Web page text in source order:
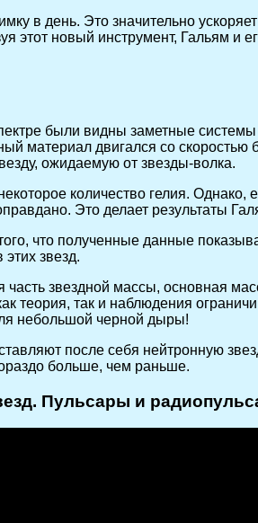
в день. Это значительно
новый инструмент, Гальям и
были видны заметные
материал двигался со
ожидаемую от звезды-волка.
количество гелия.
Это делает результаты
что полученные данные
звезд.
звездной массы, основная
теория, так и наблюдения
небольшой черной дыры!
после себя нейтронную
больше, чем раньше.
Пульсары и